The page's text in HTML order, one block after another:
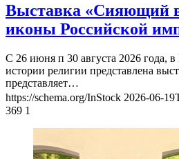
Выставка «Сияющий
иконы Российской
С 26 июня п 30 августа 2026 года, в
истории религии представлена
представляет…
https://schema.org/InStock 2026-06-
369 1